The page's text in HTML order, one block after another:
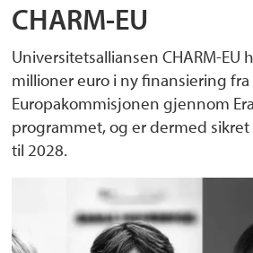
CHARM-EU
Universitetsalliansen CHARM-EU
millioner euro i ny finansiering fra
Europakommisjonen gjennom
programmet, og er dermed
til 2028.